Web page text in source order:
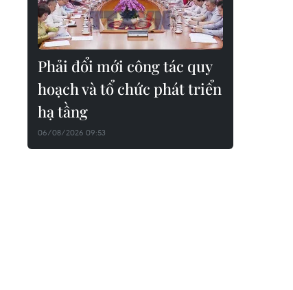
Phải đổi mới công tác quy
hoạch và tổ chức phát triển
hạ tầng
06/08/2026 09:53